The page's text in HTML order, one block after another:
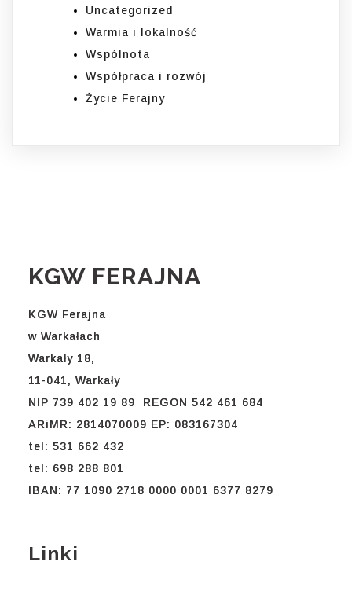
Uncategorized
Warmia i lokalność
Wspólnota
Współpraca i rozwój
Życie Ferajny
KGW FERAJNA
KGW Ferajna
w Warkałach
Warkały 18,
11-041, Warkały
NIP 739 402 19 89 REGON 542 461 684
ARiMR: 2814070009 EP: 083167304
tel: 531 662 432
tel: 698 288 801
IBAN: 77 1090 2718 0000 0001 6377 8279
Linki